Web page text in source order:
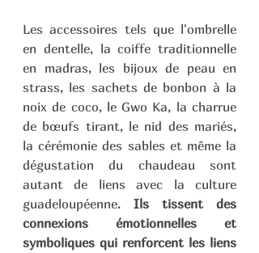
Les accessoires tels que l'ombrelle
en dentelle, la coiffe traditionnelle
en madras, les bijoux de peau en
strass, les sachets de bonbon à la
noix de coco, le Gwo Ka, la charrue
de bœufs tirant, le nid des mariés,
la cérémonie des sables et même la
dégustation du chaudeau sont
autant de liens avec la culture
guadeloupéenne. Ils tissent des
connexions émotionnelles et
symboliques qui renforcent les liens